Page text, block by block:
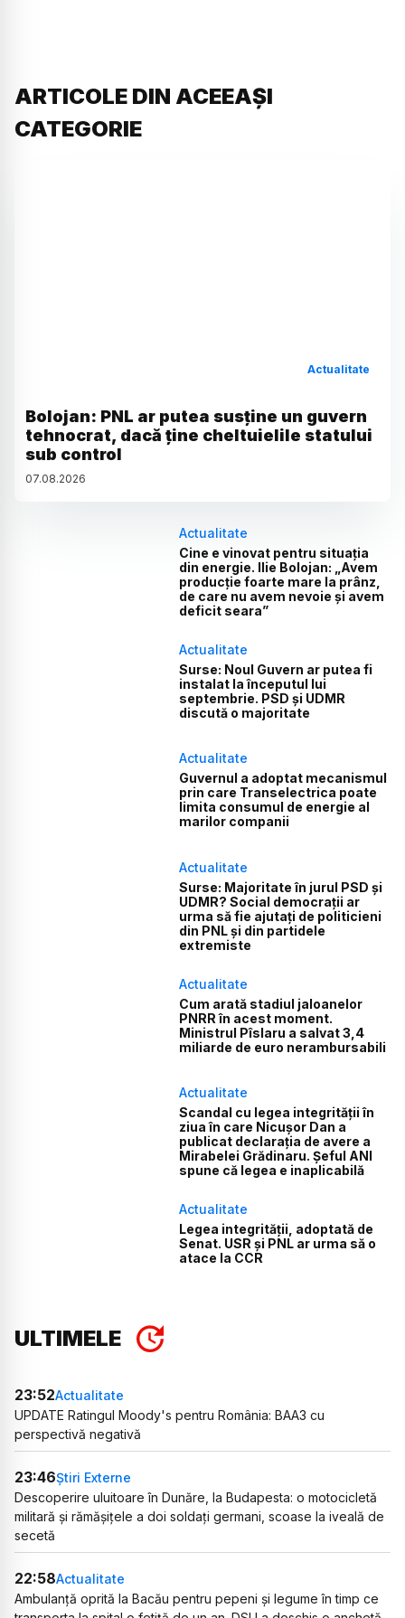
ARTICOLE DIN ACEEAȘI
CATEGORIE
Actualitate
Bolojan: PNL ar putea susține un guvern
tehnocrat, dacă ține cheltuielile statului
sub control
07.08.2026
Actualitate
Cine e vinovat pentru situația
din energie. Ilie Bolojan: „Avem
producție foarte mare la prânz,
de care nu avem nevoie și avem
deficit seara”
Actualitate
Surse: Noul Guvern ar putea fi
instalat la începutul lui
septembrie. PSD și UDMR
discută o majoritate
Actualitate
Guvernul a adoptat mecanismul
prin care Transelectrica poate
limita consumul de energie al
marilor companii
Actualitate
Surse: Majoritate în jurul PSD și
UDMR? Social democrații ar
urma să fie ajutați de politicieni
din PNL și din partidele
extremiste
Actualitate
Cum arată stadiul jaloanelor
PNRR în acest moment.
Ministrul Pîslaru a salvat 3,4
miliarde de euro nerambursabili
Actualitate
Scandal cu legea integrității în
ziua în care Nicușor Dan a
publicat declarația de avere a
Mirabelei Grădinaru. Șeful ANI
spune că legea e inaplicabilă
Actualitate
Legea integrității, adoptată de
Senat. USR și PNL ar urma să o
atace la CCR
ULTIMELE
23:52Actualitate
UPDATE Ratingul Moody's pentru România: BAA3 cu
perspectivă negativă
23:46Știri Externe
Descoperire uluitoare în Dunăre, la Budapesta: o motocicletă
militară și rămășițele a doi soldați germani, scoase la iveală de
secetă
22:58Actualitate
Ambulanță oprită la Bacău pentru pepeni și legume în timp ce